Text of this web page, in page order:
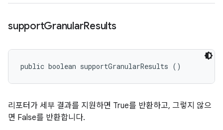
supportGranularResults
public boolean supportGranularResults ()
리포터가 세부 결과를 지원하면 True를 반환하고, 그렇지 않으
면 False를 반환합니다.